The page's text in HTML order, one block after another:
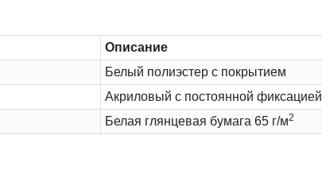
Описание
Белый полиэстер с покрытием
Акриловый с постоянной фиксацией
Белая глянцевая бумага 65 г/м2